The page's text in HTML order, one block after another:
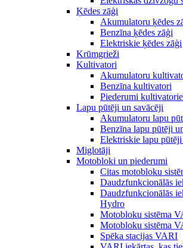
Ķēdes zāģi
Akumulatoru ķēdes
Benzīna ķēdes zāģi
Elektriskie ķēdes zāģi
Krūmgrieži
Kultivatori
Akumulatoru
Benzīna kultivatori
Piederumi
Lapu pūtēji un savācēji
Akumulatoru lapu
Benzīna lapu pūtēji
Elektriskie lapu pūtēji
Miglotāji
Motobloki un piederumi
Citas motobloku
Daudzfunkcionālās
Daudzfunkcionālās
Hydro
Motobloku sistēma
Motobloku sistēma
Spēka stacijas VARI